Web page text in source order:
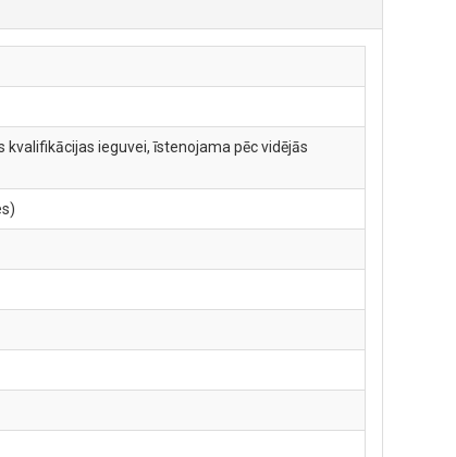
ieguvei, īstenojama pēc vidējās